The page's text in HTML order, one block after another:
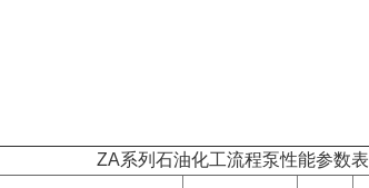
ZA系列石油化工流程泵性能参数表